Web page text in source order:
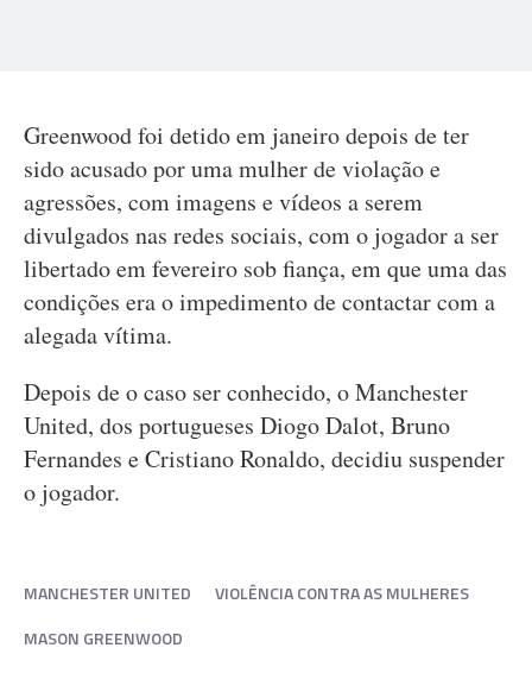
Greenwood foi detido em janeiro depois de ter
sido acusado por uma mulher de violação e
agressões, com imagens e vídeos a serem
divulgados nas redes sociais, com o jogador a ser
libertado em fevereiro sob fiança, em que uma das
condições era o impedimento de contactar com a
alegada vítima.
Depois de o caso ser conhecido, o Manchester
United, dos portugueses Diogo Dalot, Bruno
Fernandes e Cristiano Ronaldo, decidiu suspender
o jogador.
MANCHESTER UNITED
VIOLÊNCIA CONTRA AS MULHERES
MASON GREENWOOD